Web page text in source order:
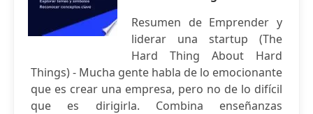
Resumen de Emprender y
liderar una startup (The
Hard Thing About Hard
Things) - Mucha gente habla de lo emocionante
que es crear una empresa, pero no de lo difícil
que es dirigirla. Combina enseñanzas